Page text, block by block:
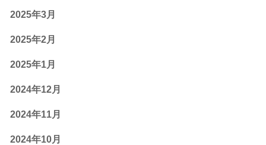
2025年3月
2025年2月
2025年1月
2024年12月
2024年11月
2024年10月